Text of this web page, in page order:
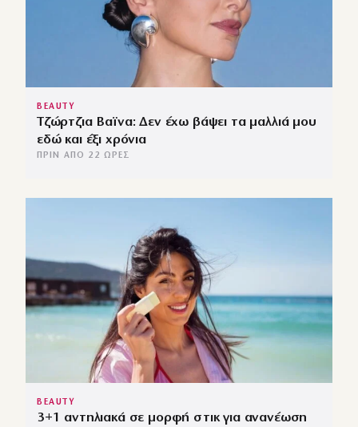
BEAUTY
Τζώρτζια Βαϊνα: Δεν έχω βάψει τα μαλλιά μου
εδώ και έξι χρόνια
ΠΡΙΝ ΑΠΌ 22 ΏΡΕΣ
BEAUTY
3+1 αντηλιακά σε μορφή στικ για ανανέωση